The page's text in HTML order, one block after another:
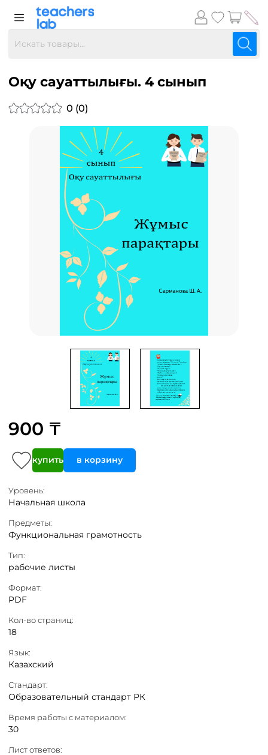
Оқу сауаттылығы. 4 сынып
0 (0)
900 ₸
купить в корзину
Уровень:
Начальная школа
Предметы:
Функциональная грамотность
Тип:
рабочие листы
Формат:
PDF
Кол-во страниц:
18
Язык:
Казахский
Стандарт:
Образовательный стандарт РК
Время работы с материалом:
30
Лист ответов: